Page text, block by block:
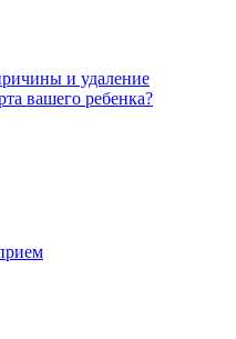
и удаление
вашего ребенка?